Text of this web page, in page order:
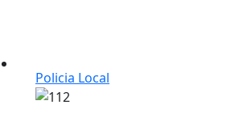
Policia Local